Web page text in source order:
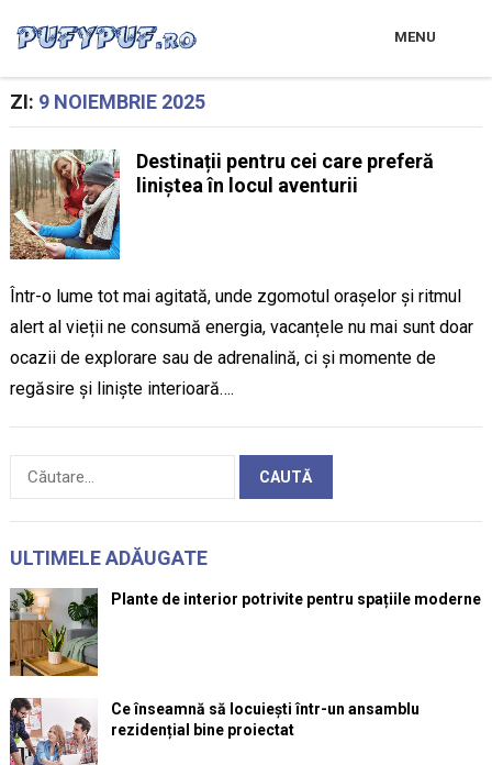
MENU
ZI: 9 NOIEMBRIE 2025
Destinații pentru cei care preferă
liniștea în locul aventurii
Într-o lume tot mai agitată, unde zgomotul orașelor și ritmul
alert al vieții ne consumă energia, vacanțele nu mai sunt doar
ocazii de explorare sau de adrenalină, ci și momente de
regăsire și liniște interioară….
Caută
după:
ULTIMELE ADĂUGATE
Plante de interior potrivite pentru spațiile moderne
Ce înseamnă să locuiești într-un ansamblu
rezidențial bine proiectat